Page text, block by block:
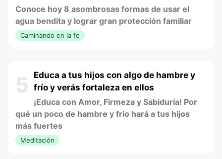
Conoce hoy 8 asombrosas formas de usar el
agua bendita y lograr gran protección familiar
Caminando en la fe
5
Educa a tus hijos con algo de hambre y
frío y verás fortaleza en ellos
¡Educa con Amor, Firmeza y Sabiduría! Por
qué un poco de hambre y frío hará a tus hijos
más fuertes
Meditación